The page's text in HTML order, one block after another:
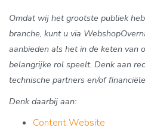
Omdat wij het grootste publiek
branche, kunt u via
aanbieden als het in de keten van
belangrijke rol speelt. Denk aan
technische partners en/of
Denk daarbij aan:
Content Website